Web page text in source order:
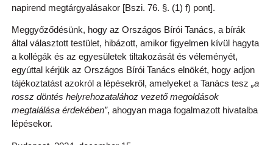
napirend megtárgyalásakor [Bszi. 76. §. (1) f) pont].
Meggyőződésünk, hogy az Országos Bírói Tanács, a bírák
által választott testület, hibázott, amikor figyelmen kívül hagyta
a kollégák és az egyesületek tiltakozását és véleményét,
egyúttal kérjük az Országos Bírói Tanács elnökét, hogy adjon
tájékoztatást azokról a lépésekről, amelyeket a Tanács tesz „a
rossz döntés helyrehozatalához vezető megoldások
megtalálása érdekében”, ahogyan maga fogalmazott hivatalba
lépésekor.